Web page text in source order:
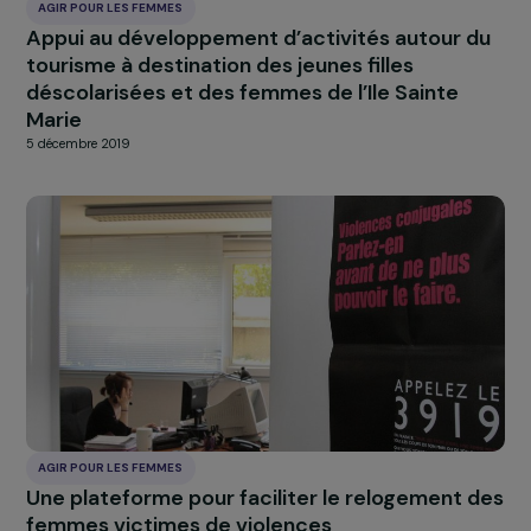
AGIR POUR LES FEMMES
Appui au développement d’activités autour
tourisme à destination des jeunes filles
déscolarisées et des femmes de l’Ile Sainte
Marie
5 décembre 2019